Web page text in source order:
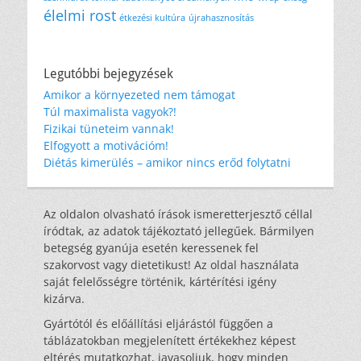
élelmi rost étkezési kultúra újrahasznosítás
Legutóbbi bejegyzések
Amikor a környezeted nem támogat
Túl maximalista vagyok?!
Fizikai tüneteim vannak!
Elfogyott a motivációm!
Diétás kimerülés – amikor nincs erőd folytatni
Az oldalon olvasható írások ismeretterjesztő céllal
íródtak, az adatok tájékoztató jellegűek. Bármilyen
betegség gyanúja esetén keressenek fel
szakorvost vagy dietetikust! Az oldal használata
saját felelősségre történik, kártérítési igény
kizárva.
Gyártótól és előállítási eljárástól függően a
táblázatokban megjelenített értékekhez képest
eltérés mutatkozhat, javasoljuk, hogy minden